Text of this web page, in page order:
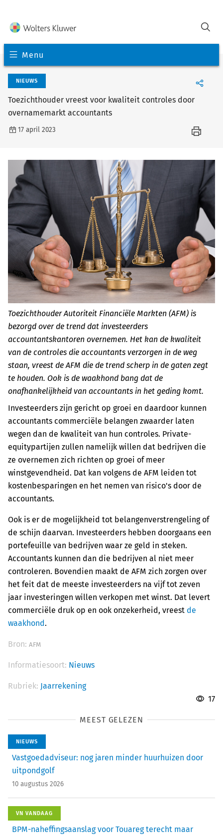
Menu
NIEUWS
Toezichthouder vreest voor kwaliteit controles door
overnamemarkt accountants
17 april 2023
Toezichthouder Autoriteit Financiële Markten (AFM) is
bezorgd over de trend dat investeerders
accountantskantoren overnemen. Het kan de kwaliteit
van de controles die accountants verzorgen in de weg
staan, vreest de AFM die de trend scherp in de gaten zegt
te houden. Ook is de waakhond bang dat de
onafhankelijkheid van accountants in het geding komt.
Investeerders zijn gericht op groei en daardoor kunnen
accountants commerciële belangen zwaarder laten
wegen dan de kwaliteit van hun controles. Private-
equitypartijen zullen namelijk willen dat bedrijven die
ze overnemen zich richten op groei of meer
winstgevendheid. Dat kan volgens de AFM leiden tot
kostenbesparingen en het nemen van risico's door de
accountants.
Ook is er de mogelijkheid tot belangenverstrengeling of
de schijn daarvan. Investeerders hebben doorgaans een
portefeuille van bedrijven waar ze geld in steken.
Accountants kunnen dan die bedrijven al niet meer
controleren. Bovendien maakt de AFM zich zorgen over
het feit dat de meeste investeerders na vijf tot zeven
jaar investeringen willen verkopen met winst. Dat levert
commerciële druk op en ook onzekerheid, vreest de
waakhond.
Bron: AFM
Informatiesoort: Nieuws
Rubriek: Jaarrekening
17
MEEST GELEZEN
NIEUWS
Vastgoedadviseur: nog jaren minder huurhuizen door
uitpondgolf
10 augustus 2026
VN VANDAAG
BPM-naheffingsaanslag voor Touareg terecht maar